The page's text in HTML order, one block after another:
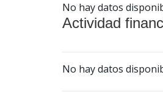
No hay datos
Actividad
No hay datos